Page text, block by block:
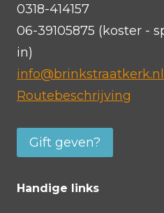
0318-414157
06-39105875 (koster -
in)
info@brinkstraatkerk.nl
Routebeschrijving
Gift geven?
Handige links